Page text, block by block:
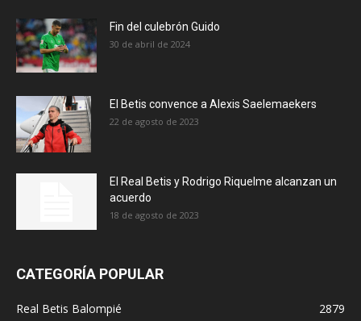
Fin del culebrón Guido
30 de abril de 2024
El Betis convence a Alexis Saelemaekers
22 de agosto de 2023
El Real Betis y Rodrigo Riquelme alcanzan un
acuerdo
18 de agosto de 2023
CATEGORÍA POPULAR
Real Betis Balompié
2879